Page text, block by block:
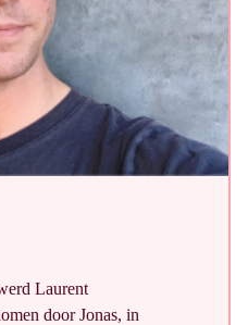
Laurent
door Jonas, in